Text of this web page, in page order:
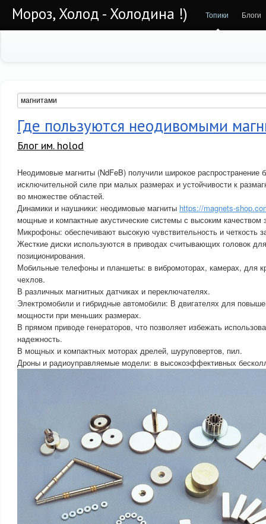
Мороз, Холод - Холодина !) Топики Блоги
Где пользуются неодивомыми
Блог им. holod
Неодимовые магниты (NdFeB) получили широкое распространение
исключительной силе при малых размерах и устойчивости к
во множестве областей.
Динамики и наушники: неодимовые магниты https://magnets-
мощные и компактные акустические системы с высоким качеством
Микрофоны: обеспечивают высокую чувствительность и четкость
Жесткие диски используются в приводах считывающих головок
позиционирования.
Мобильные телефоны и планшеты: в вибромоторах, камерах, для
чехлов.
В различных магнитных датчиках и переключателях.
Электромобили и гибридные автомобили: В двигателях для
мощности при меньших размерах.
В прямом приводе генераторов, что позволяет избежать
надежность.
В мощных и компактных моторах дрелей, шуруповертов, пил.
Дроны и радиоуправляемые модели: в высокоэффективных